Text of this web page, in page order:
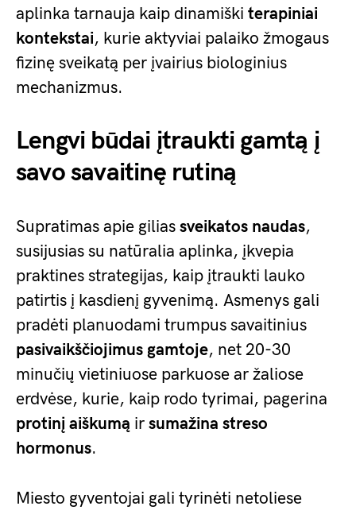
aplinka tarnauja kaip dinamiški terapiniai
kontekstai, kurie aktyviai palaiko žmogaus
fizinę sveikatą per įvairius biologinius
mechanizmus.
Lengvi būdai įtraukti gamtą į
savo savaitinę rutiną
Supratimas apie gilias sveikatos naudas,
susijusias su natūralia aplinka, įkvepia
praktines strategijas, kaip įtraukti lauko
patirtis į kasdienį gyvenimą. Asmenys gali
pradėti planuodami trumpus savaitinius
pasivaikščiojimus gamtoje, net 20-30
minučių vietiniuose parkuose ar žaliose
erdvėse, kurie, kaip rodo tyrimai, pagerina
protinį aiškumą ir sumažina streso
hormonus.
Miesto gyventojai gali tyrinėti netoliese